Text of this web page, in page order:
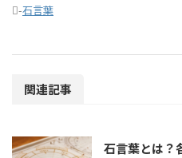
-石言葉
関連記事
石言葉とは？